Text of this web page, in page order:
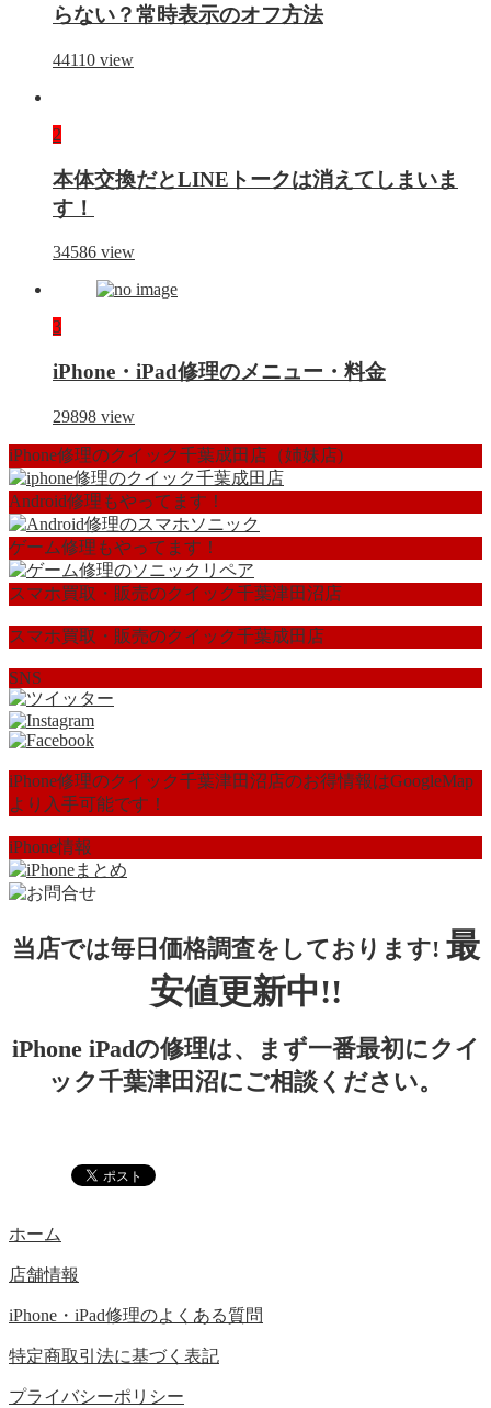
らない？常時表示のオフ方法
44110 view
2
本体交換だとLINEトークは消えてしまいま
す！
34586 view
3
iPhone・iPad修理のメニュー・料金
29898 view
iPhone修理のクイック千葉成田店（姉妹店)
Android修理もやってます！
ゲーム修理もやってます！
スマホ買取・販売のクイック千葉津田沼店
スマホ買取・販売のクイック千葉成田店
SNS
iPhone修理のクイック千葉津田沼店のお得情報はGoogleMap
より入手可能です！
iPhone情報
当店では毎日価格調査をしております! 最
安値更新中!!
iPhone iPadの修理は、まず一番最初にクイ
ック千葉津田沼にご相談ください。
ホーム
店舗情報
iPhone・iPad修理のよくある質問
特定商取引法に基づく表記
プライバシーポリシー